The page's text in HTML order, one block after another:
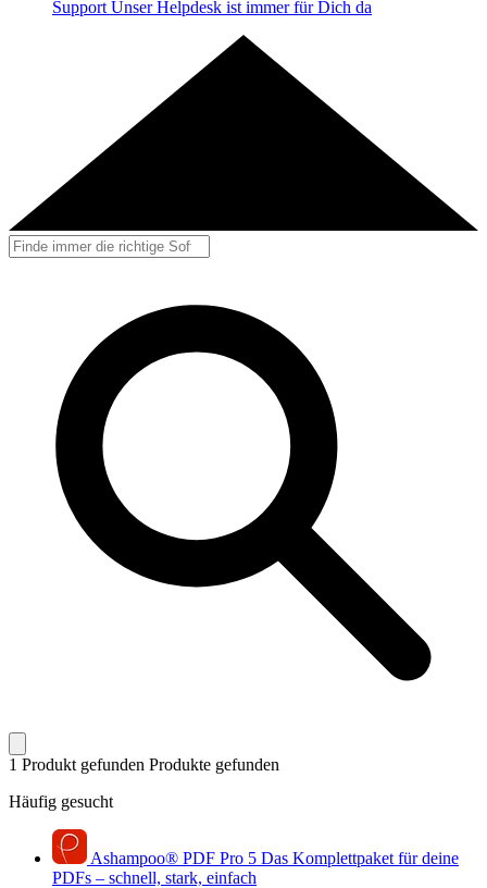
Support Unser Helpdesk ist immer für Dich da
1 Produkt gefunden Produkte gefunden
Häufig gesucht
Ashampoo® PDF Pro 5 Das Komplettpaket für deine
PDFs – schnell, stark, einfach